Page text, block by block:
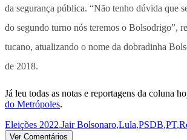
da segurança pública. “Não tenho dúvida que
do segundo turno nós teremos o Bolsodrigo”,
tucano, atualizando o nome da dobradinha
de 2018.
Já leu todas as notas e reportagens da coluna
do Metrópoles.
Eleições 2022,Jair Bolsonaro,Lula,PSDB,PT,
Ver Comentários